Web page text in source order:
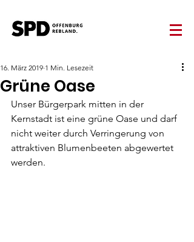
Grüne Oase
16. März 2019 1 Min. Lesezeit
Unser Bürgerpark mitten in der
Kernstadt ist eine grüne Oase und darf
nicht weiter durch Verringerung von
attraktiven Blumenbeeten abgewertet
werden.